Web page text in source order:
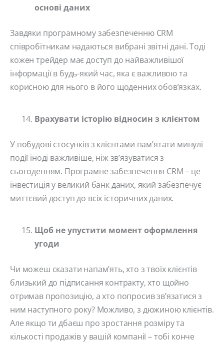
основі даних
Завдяки програмному забезпеченню CRM
співробітникам надаються вибрані звітні дані. Тоді
кожен трейдер має доступ до найважливішої
інформації в будь-який час, яка є важливою та
корисною для нього в його щоденних обов’язках.
Врахувати історію відносин з клієнтом
У побудові стосунків з клієнтами пам’ятати минулі
події іноді важливіше, ніж зв’язуватися з
сьогоденням. Програмне забезпечення CRM – це
інвестиція у великий банк даних, який забезпечує
миттєвий доступ до всіх історичних даних.
Щоб не упустити момент оформлення
угоди
Чи можеш сказати напам’ять, хто з твоїх клієнтів
близький до підписання контракту, хто щойно
отримав пропозицію, а хто попросив зв’язатися з
ним наступного року? Можливо, з дюжиною клієнтів.
Але якщо ти дбаєш про зростання розміру та
кількості продажів у вашій компанії – тобі конче